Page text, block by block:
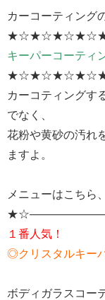
カーコーティング
キーパーコーティ
カーコティングす
でなく、
花粉や黄砂の汚れ
ますよ。
メニューはこちら、
１番人気！
◎クリスタルキー
ボディガラスコー